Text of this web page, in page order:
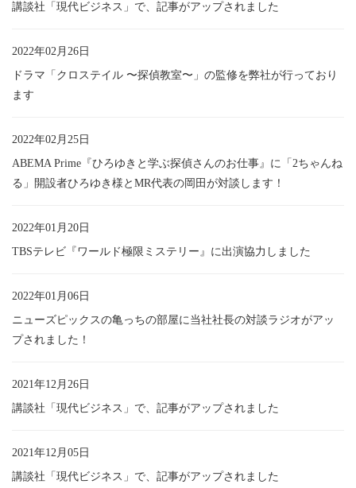
講談社「現代ビジネス」で、記事がアップされました
2022年02月26日
ドラマ「クロステイル 〜探偵教室〜」の監修を弊社が行っており
ます
2022年02月25日
ABEMA Prime『ひろゆきと学ぶ探偵さんのお仕事』に「2ちゃんね
る」開設者ひろゆき様とMR代表の岡田が対談します！
2022年01月20日
TBSテレビ『ワールド極限ミステリー』に出演協力しました
2022年01月06日
ニューズピックスの亀っちの部屋に当社社長の対談ラジオがアッ
プされました！
2021年12月26日
講談社「現代ビジネス」で、記事がアップされました
2021年12月05日
講談社「現代ビジネス」で、記事がアップされました